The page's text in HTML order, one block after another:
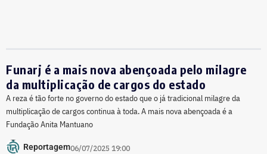
Funarj é a mais nova abençoada pelo milagre
da multiplicação de cargos do estado
A reza é tão forte no governo do estado que o já tradicional milagre da
multiplicação de cargos continua à toda. A mais nova abençoada é a
Fundação Anita Mantuano
Reportagem06/07/2025 19:00